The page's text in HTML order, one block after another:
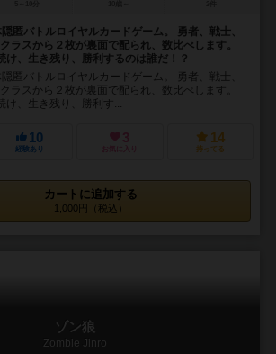
匿バトルロイヤルカードゲーム。 勇者、戦士、
ラスから２枚が裏面で配られ、数比べします。
け、生き残り、勝利するのは誰だ！？
匿バトルロイヤルカードゲーム。 勇者、戦士、
ラスから２枚が裏面で配られ、数比べします。
け、生き残り、勝利す...
10
経験あり
3
お気に入り
14
持ってる
カートに追加する
1,000円（税込）
ゾン狼
Zombie Jinro